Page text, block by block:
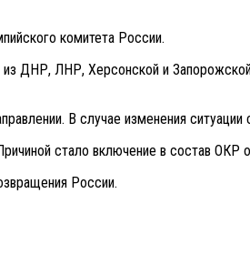
комитета России.
ДНР, ЛНР, Херсонской и
В случае изменения ситуации
стало включение в состав ОКР
России.